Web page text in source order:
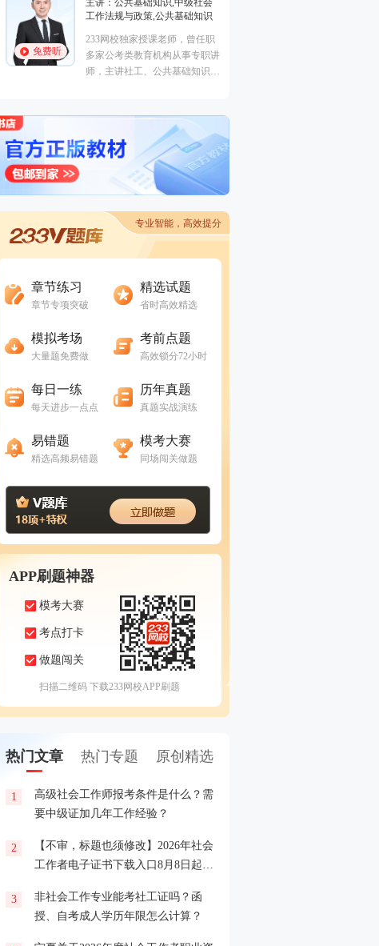
妇女报》、《中国发展简报》等
报刊杂志发表专业文章20余篇。
议题包括：儿童权利、社区发
展、社会性别、NGO倡导等。
免费听
主讲：中级社会工作实务
社会工作专业硕士，高校社会工
作副教授，多年社会工作专业教
学、科研经验。
专业智能，高效提分
章节练习
章节专项突破
精选试题
省时高效精选
模拟考场
大量题免费做
考前点题
高效锁分72小时
每日一练
每天进步一点点
历年真题
真题实战演练
易错题
精选高频易错题
模考大赛
同场闯关做题
APP刷题神器
模考大赛
考点打卡
做题闯关
扫描二维码 下载233网校APP刷题
热门文章 热门专题 原创精选
1
高级社会工作师报考条件是什么？需
要中级证加几年工作经验？
2
【不审，标题也须修改】2026年社会
工作者电子证书下载入口8月8日起开
3
非社会工作专业能考社工证吗？函
授、自考成人学历年限怎么计算？